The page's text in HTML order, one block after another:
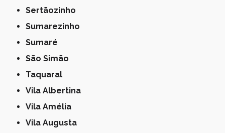
Sertãozinho
Sumarezinho
Sumaré
São Simão
Taquaral
Vila Albertina
Vila Amélia
Vila Augusta